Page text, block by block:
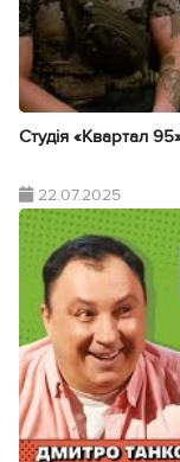
Студія «Квартал
22.07.2025